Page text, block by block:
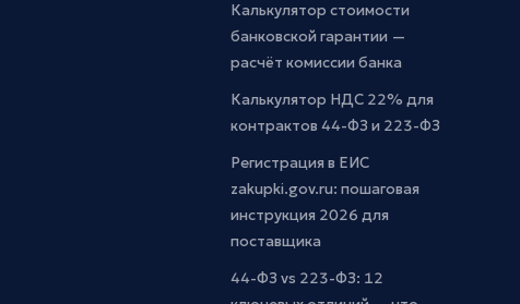
Калькулятор стоимости
банковской гарантии —
расчёт комиссии банка
Калькулятор НДС 22% для
контрактов 44-ФЗ и 223-ФЗ
Регистрация в ЕИС
zakupki.gov.ru: пошаговая
инструкция 2026 для
поставщика
44-ФЗ vs 223-ФЗ: 12